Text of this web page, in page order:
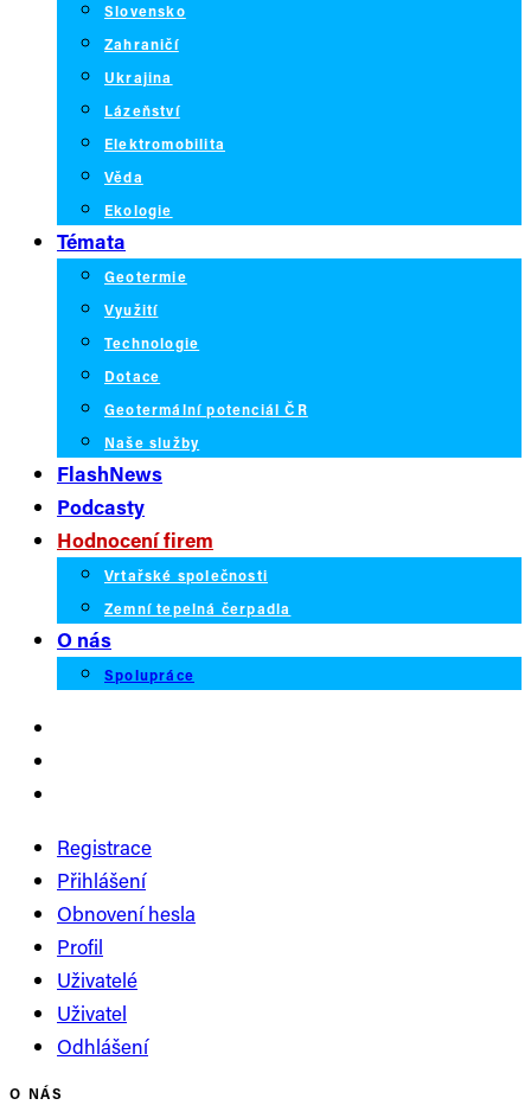
Slovensko
Zahraničí
Ukrajina
Lázeňství
Elektromobilita
Věda
Ekologie
Témata
Geotermie
Využití
Technologie
Dotace
Geotermální potenciál ČR
Naše služby
FlashNews
Podcasty
Hodnocení firem
Vrtařské společnosti
Zemní tepelná čerpadla
O nás
Spolupráce
Registrace
Přihlášení
Obnovení hesla
Profil
Uživatelé
Uživatel
Odhlášení
O NÁS